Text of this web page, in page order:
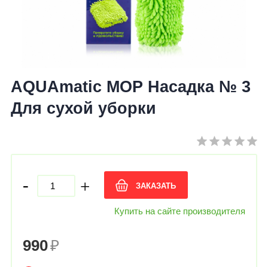
AQUAmatic MOP Насадка № 3
Для сухой уборки
- + ЗАКАЗАТЬ
Купить на сайте производителя
990₽